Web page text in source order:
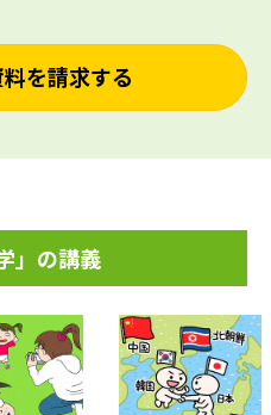
を請求する
」の講義